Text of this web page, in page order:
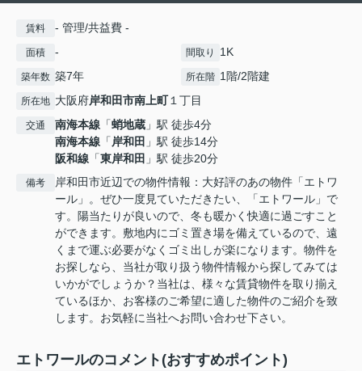
賃料 - 管理/共益費 -
面積 - 間取り 1K
築年数 築7年 所在階 1階/2階建
所在地 大阪府岸和田市南上町１丁目
交通 南海本線 「蛸地蔵 」駅 徒歩4分
南海本線 「岸和田 」駅 徒歩14分
阪和線 「東岸和田 」駅 徒歩20分
備考
岸和田市近辺での物件情報：大好評のあの物件「エトワ
ール」。ぜひ一度見ていただきたい、「エトワール」で
す。陽当たりが良いので、冬も暖かく快適に過ごすこと
ができます。敷地内にゴミ置き場を備えているので、遠
くまで運ぶ必要がなくゴミ出しが楽になります。物件を
お探しなら、当社が取り扱う物件情報から探してみては
いかがでしょうか？当社は、様々な賃貸物件を取り揃え
ているほか、お客様のご希望に適した物件のご紹介を致
します。お気軽に当社へお問い合わせ下さい。
エトワールのコメント(おすすめポイント)